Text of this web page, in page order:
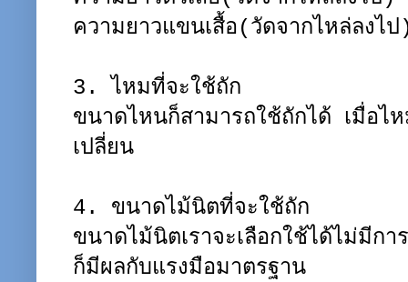
ความยาวแขนเสื้อ(วัดจากไหล่ลงไ
3. ไหมที่จะใช้ถัก
ขนาดไหนก็สามารถใช้ถักได้ เมื่อไ
เปลี่ยน
4. ขนาดไม้นิตที่จะใช้ถัก
ขนาดไม้นิตเราจะเลือกใช้ได้ไม่มีก
ก็มีผลกับแรงมือมาตรฐาน